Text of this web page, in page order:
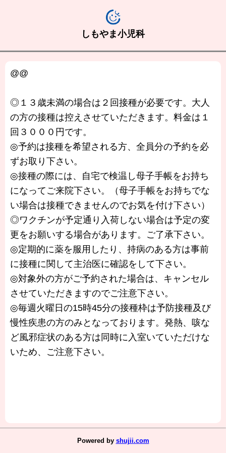
しもやま小児科
@@
◎１３歳未満の場合は２回接種が必要です。大人
の方の接種は控えさせていただきます。料金は１
回３０００円です。
◎予約は接種を希望される方、全員分の予約を必
ずお取り下さい。
◎接種の際には、自宅で検温し母子手帳をお持ち
になってご来院下さい。（母子手帳をお持ちでな
い場合は接種できませんのでお気を付け下さい）
◎ワクチンが予定通り入荷しない場合は予定の変
更をお願いする場合があります。ご了承下さい。
◎定期的に薬を服用したり、持病のある方は事前
に接種に関して主治医に確認をして下さい。
◎対象外の方がご予約された場合は、キャンセル
させていただきますのでご注意下さい。
◎毎週火曜日の15時45分の接種枠は予防接種及び
慢性疾患の方のみとなっております。発熱、咳な
ど風邪症状のある方は同時に入室いていただけな
いため、ご注意下さい。
Powered by shujii.com